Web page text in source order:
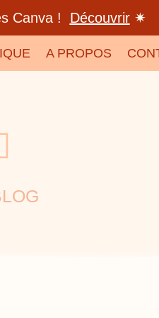
Canva ! Découvrir ✷
A PROPOS